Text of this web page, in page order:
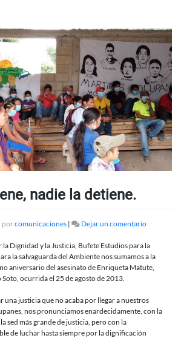
nadie la detiene.
porcomunicaciones | Dejar un comentarioen
justicia
viene,
nadie
Dignidad y la Justicia, Bufete Estudios para la
la salvaguarda del Ambiente nos sumamos a la
aniversario del asesinato de Enriqueta Matute,
ocurrida el 25 de agosto de 2013.
una justicia que no acaba por llegar a nuestros
nos pronunciamos enardecidamente, con la
sed más grande de justicia, pero con la
de luchar hasta siempre por la dignificación